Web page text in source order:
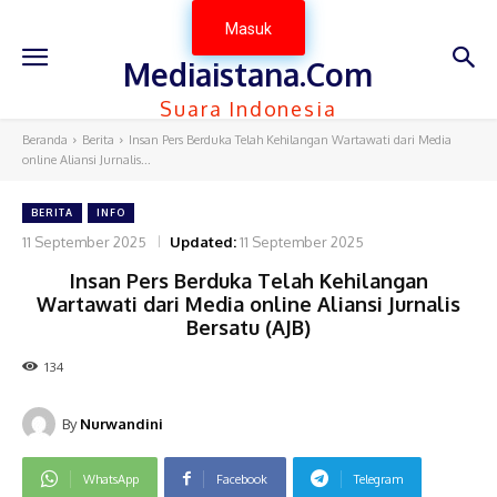
Masuk
Mediaistana.Com
Suara Indonesia
Beranda Berita
Insan Pers Berduka Telah Kehilangan Wartawati dari Media
online Aliansi Jurnalis...
BERITA INFO
11 September 2025 Updated:11 September 2025
Insan Pers Berduka Telah Kehilangan
Wartawati dari Media online Aliansi Jurnalis
Bersatu (AJB)
134
By Nurwandini
WhatsApp Facebook Telegram